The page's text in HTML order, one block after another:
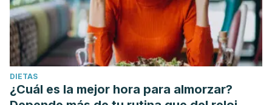
DIETAS
¿Cuál es la mejor hora para almorzar?